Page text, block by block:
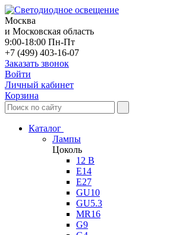
Москва
и Московская область
9:00-18:00 Пн-Пт
+7 (499) 403-16-07
Заказать звонок
Войти
Личный кабинет
Корзина
Каталог
Лампы
Цоколь
12 В
E14
E27
GU10
GU5.3
MR16
G9